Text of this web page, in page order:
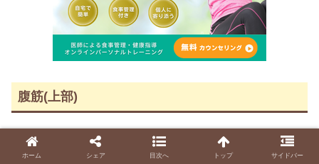
腹筋(上部)
腹部の筋肉は、数種類の筋肉で構成されています。
ホーム シェア 目次へ トップ サイドバー